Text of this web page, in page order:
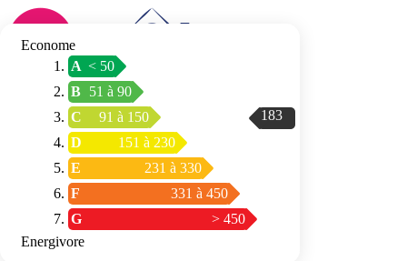
Connexion / Inscription
Trouver mon
espace conseil
Econome
A < 50
B 51 à 90
C
91 à 150
D
151 à 230
E
231 à 330
F
331 à 450
G
> 450
183
Energivore